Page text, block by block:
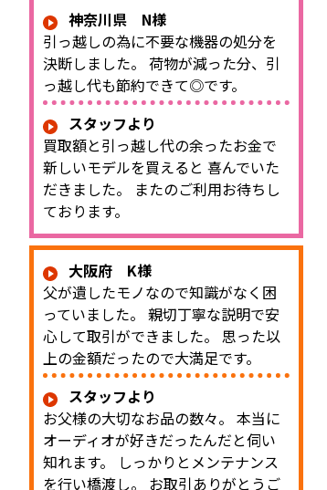
神奈川県 N様
引っ越しの為に不要な機器の処分を
決断しました。 荷物が減った分、引
っ越し代も節約できて◎です。
スタッフより
買取額と引っ越し代の余ったお金で
新しいモデルを買えると 喜んでいた
だきました。 またのご利用お待ちし
ております。
大阪府 K様
父が遺したモノなので知識がなく困
っていました。 親切丁寧な説明で安
心して取引ができました。 思った以
上の金額だったので大満足です。
スタッフより
お父様の大切なお品の数々。 本当に
オーディオが好きだったんだと伺い
知れます。 しっかりとメンテナンス
を行い橋渡し。 お取引ありがとうご